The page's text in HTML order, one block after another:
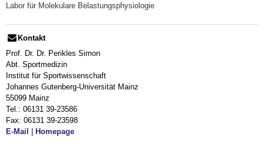
Labor für Molekulare Belastungsphysiologie
Kontakt
Prof. Dr. Dr. Perikles Simon
Abt. Sportmedizin
Institut für Sportwissenschaft
Johannes Gutenberg-Universität Mainz
55099 Mainz
Tel.: 06131 39-23586
Fax: 06131 39-23598
E-Mail | Homepage